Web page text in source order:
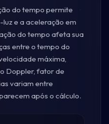
do tempo permite
e a aceleração em
do tempo afeta sua
entre o tempo do
máxima,
Doppler, fator de
variam entre
após o cálculo.